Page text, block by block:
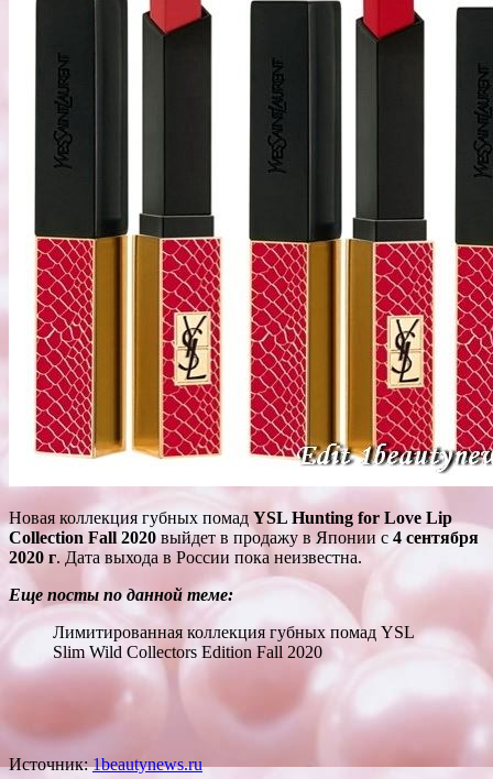
Новая коллекция губных помад YSL Hunting for Love Lip
Collection Fall 2020 выйдет в продажу в Японии с 4 сентября
2020 г. Дата выхода в России пока неизвестна.
Еще посты по данной теме:
Лимитированная коллекция губных помад YSL
Slim Wild Collectors Edition Fall 2020
Источник:1beautynews.ru